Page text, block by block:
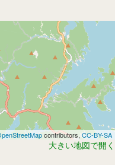
contributors, CC-BY-SA
大きい地図で開く